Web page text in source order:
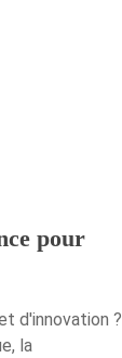
pour
d'innovation ?
la